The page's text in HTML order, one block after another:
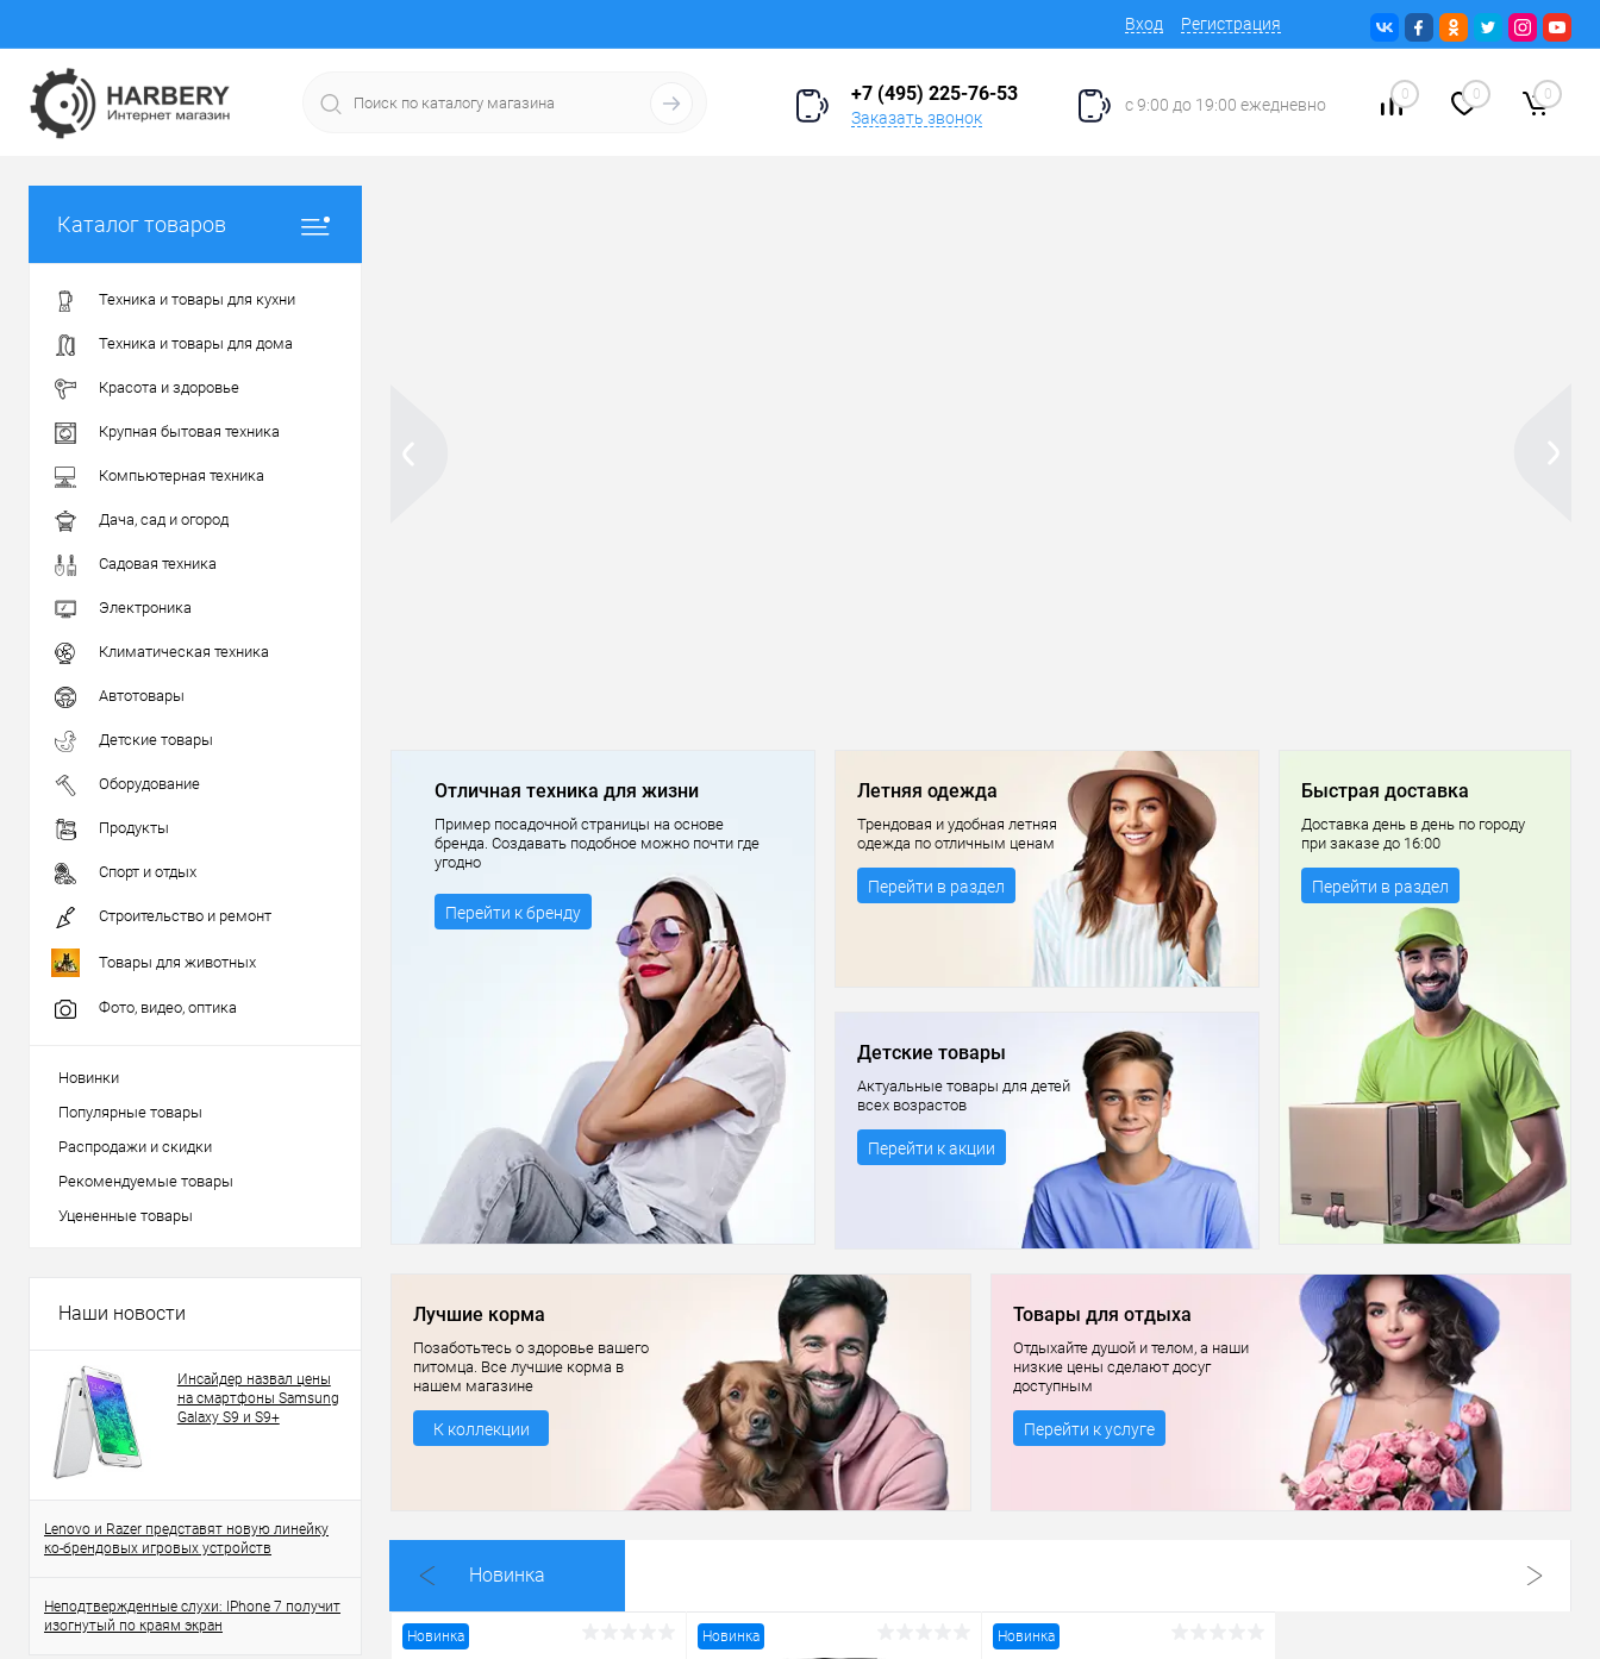
Вход Регистрация
+7 (495) 225-76-53
Заказать звонок
с 9:00 до 19:00 ежедневно
0 0 0
Каталог товаров
Техника и товары для кухни
Техника и товары для дома
Красота и здоровье
Крупная бытовая техника
Компьютерная техника
Дача, сад и огород
Садовая техника
Электроника
Климатическая техника
Автотовары
Детские товары
Оборудование
Продукты
Спорт и отдых
Строительство и ремонт
Товары для животных
Фото, видео, оптика
Новинки
Популярные товары
Распродажи и скидки
Рекомендуемые товары
Уцененные товары
Наши новости
Инсайдер назвал цены
на смартфоны Samsung
Galaxy S9 и S9+
Lenovo и Razer представят новую линейку
ко-брендовых игровых устройств
Неподтвержденные слухи: IPhone 7 получит
изогнутый по краям экран
Отличная техника для жизни
Пример посадочной страницы на основе
бренда. Создавать подобное можно почти где
угодно
Перейти к бренду
Летняя одежда
Трендовая и удобная летняя
одежда по отличным ценам
Перейти в раздел
Детские товары
Актуальные товары для детей
всех возрастов
Перейти к акции
Быстрая доставка
Доставка день в день по городу
при заказе до 16:00
Перейти в раздел
Лучшие корма
Позаботьтесь о здоровье вашего
питомца. Все лучшие корма в
нашем магазине
К коллекции
Товары для отдыха
Отдыхайте душой и телом, а наши
низкие цены сделают досуг
доступным
Перейти к услуге
Новинка
Новинка Новинка Новинка